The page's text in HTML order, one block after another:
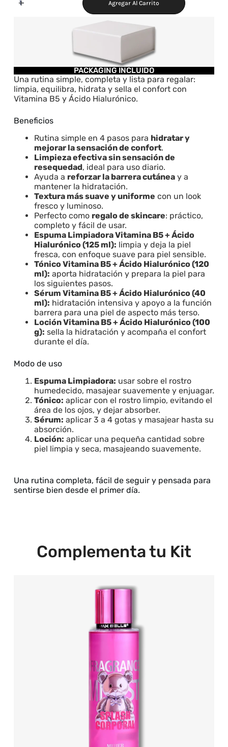
Agregar Al Carrito
PACKAGING INCLUIDO
Una rutina simple, completa y lista para regalar:
limpia, equilibra, hidrata y sella el confort con
Vitamina B5 y Ácido Hialurónico.
Beneficios
Rutina simple en 4 pasos para hidratar y
mejorar la sensación de confort.
Limpieza efectiva sin sensación de
resequedad, ideal para uso diario.
Ayuda a reforzar la barrera cutáneay a
mantener la hidratación.
Textura más suave y uniforme con un look
fresco y luminoso.
Perfecto como regalo de skincare: práctico,
completo y fácil de usar.
Espuma Limpiadora Vitamina B5 + Ácido
Hialurónico (125 ml): limpia y deja la piel
fresca, con enfoque suave para piel sensible.
Tónico Vitamina B5 + Ácido Hialurónico (120
ml): aporta hidratación y prepara la piel para
los siguientes pasos.
Sérum Vitamina B5 + Ácido Hialurónico (40
ml): hidratación intensiva y apoyo a la función
barrera para una piel de aspecto más terso.
Loción Vitamina B5 + Ácido Hialurónico (100
g): sella la hidratación y acompaña el confort
durante el día.
Modo de uso
Espuma Limpiadora: usar sobre el rostro
humedecido, masajear suavemente y enjuagar.
Tónico: aplicar con el rostro limpio, evitando el
área de los ojos, y dejar absorber.
Sérum: aplicar 3 a 4 gotas y masajear hasta su
absorción.
Loción: aplicar una pequeña cantidad sobre
piel limpia y seca, masajeando suavemente.
Una rutina completa, fácil de seguir y pensada para
sentirse bien desde el primer día.
Complementa tu Kit